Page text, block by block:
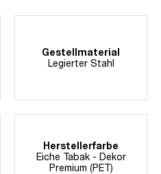
Gestellmaterial
Legierter Stahl
Herstellerfarbe
Eiche Tabak - Dekor
Premium (PET)